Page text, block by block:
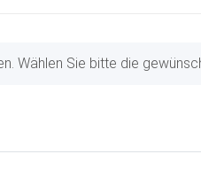
Wählen Sie bitte die